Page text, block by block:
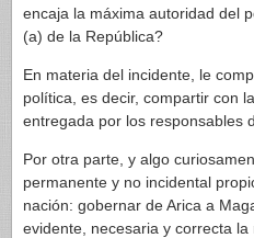
encaja la máxima autoridad del
(a) de la República?
En materia del incidente, le
política, es decir, compartir con
entregada por los responsables
Por otra parte, y algo
permanente y no incidental
nación: gobernar de Arica a
evidente, necesaria y correcta